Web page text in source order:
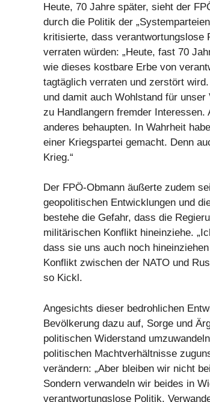
Heute, 70 Jahre später, sieht der
durch die Politik der
kritisierte, dass verantwortungslose
verraten würden: „Heute, fast 70
wie dieses kostbare Erbe von
tagtäglich verraten und zerstört
und damit auch Wohlstand für
zu Handlangern fremder
anderes behaupten. In Wahrheit
einer Kriegspartei gemacht. Denn
Krieg.“
Der FPÖ-Obmann äußerte zudem
geopolitischen Entwicklungen und
bestehe die Gefahr, dass die
militärischen Konflikt hineinziehe.
dass sie uns auch noch
Konflikt zwischen der NATO und
so Kickl.
Angesichts dieser bedrohlichen
Bevölkerung dazu auf, Sorge und
politischen Widerstand
politischen Machtverhältnisse
verändern: „Aber bleiben wir nicht
Sondern verwandeln wir beides in
verantwortungslose Politik.